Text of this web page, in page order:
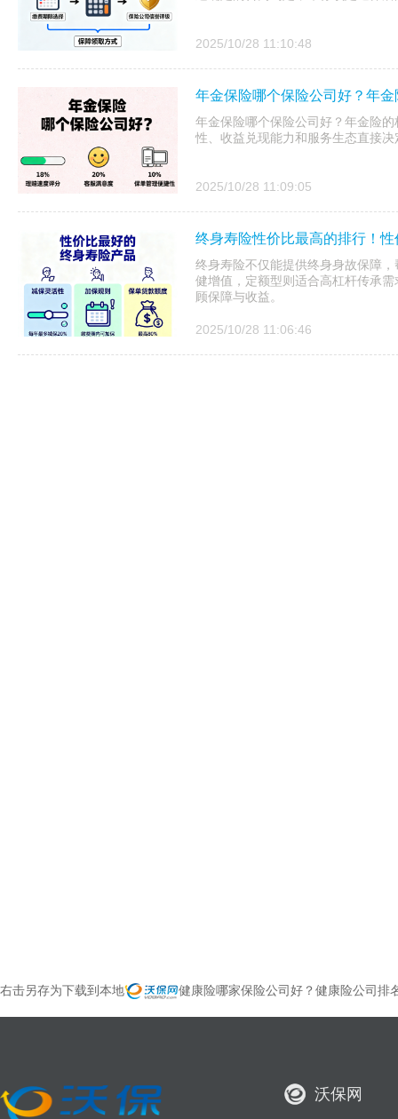
2025/10/28 11:10:48
年金保险哪个保险公司好？年
年金保险哪个保险公司好？年金险
性、收益兑现能力和服务生态直接决
2025/10/28 11:09:05
终身寿险性价比最高的排行！
终身寿险不仅能提供终身身故保障
健增值，定额型则适合高杠杆传承
顾保障与收益。
2025/10/28 11:06:46
右击另存为下载到本地 健康险哪家保险公司好？健康险公司排
沃保网